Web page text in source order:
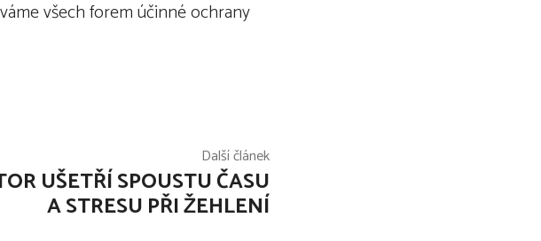
všech forem účinné ochrany
Další článek
UŠETŘÍ SPOUSTU ČASU
A STRESU PŘI ŽEHLENÍ